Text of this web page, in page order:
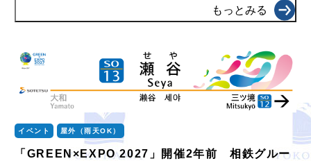
もっとみる
イベント 屋外（雨天OK）
「GREEN×EXPO 2027」開催2年前 相鉄グルー